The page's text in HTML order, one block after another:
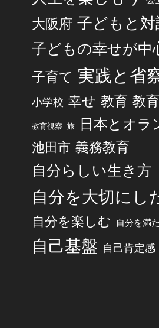
大阪府 子どもと対
子どもの幸せが中
子育て 実践と省
小学校 幸せ 教育 教
教育視察 旅 日本とオラ
池田市 義務教育
自分らしい生き方
自分を大切にし
自分を楽しむ 自分を満
自己基盤 自己肯定感